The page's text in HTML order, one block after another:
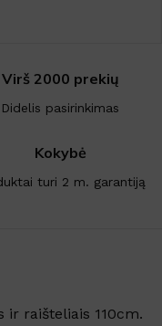
Virš 2000 prekių
Didelis pasirinkimas
Kokybė
turi 2 m. garantiją
ir raišteliais 110cm.